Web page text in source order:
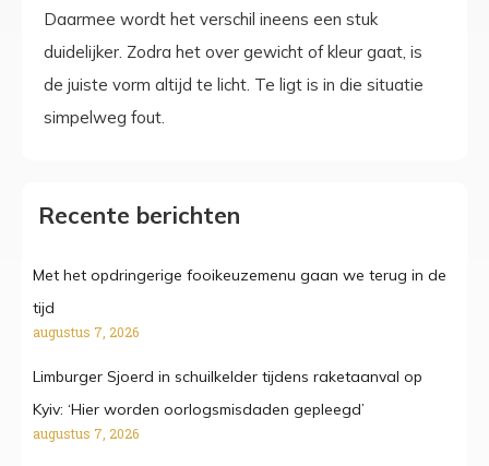
Daarmee wordt het verschil ineens een stuk
duidelijker. Zodra het over gewicht of kleur gaat, is
de juiste vorm altijd te licht. Te ligt is in die situatie
simpelweg fout.
Recente berichten
Met het opdringerige fooikeuzemenu gaan we terug in de
tijd
augustus 7, 2026
Limburger Sjoerd in schuilkelder tijdens raketaanval op
Kyiv: ‘Hier worden oorlogsmisdaden gepleegd’
augustus 7, 2026